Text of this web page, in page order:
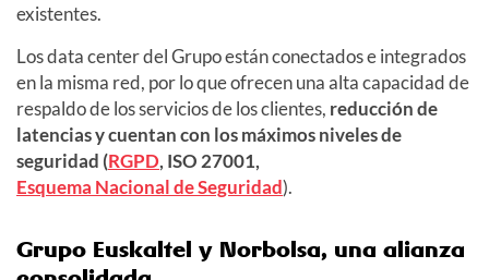
existentes.
Los data center del Grupo están conectados e integrados
en la misma red, por lo que ofrecen una alta capacidad de
respaldo de los servicios de los clientes, reducción de
latencias y cuentan con los máximos niveles de
seguridad (RGPD, ISO 27001,
Esquema Nacional de Seguridad).
Grupo Euskaltel y Norbolsa, una alianza